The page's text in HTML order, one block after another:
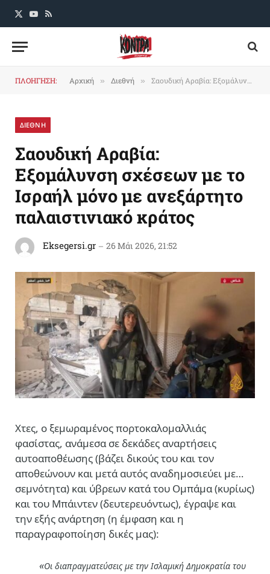
X
YouTube
RSS
ΠΛΟΗΓΗΣΗ: Αρχική » Διεθνή » Σαουδική Αραβία: Εξομάλυνση σχέσεων με το Ισραήλ μόνο με ανεξάρτητο παλαιστινιακό κράτος
ΔΙΕΘΝΗ
Σαουδική Αραβία:
Εξομάλυνση σχέσεων με το
Ισραήλ μόνο με ανεξάρτητο
παλαιστινιακό κράτος
Eksegersi.gr 26 Μάι 2026, 21:52
Χτες, ο ξεμωραμένος πορτοκαλομαλλιάς
φασίστας, ανάμεσα σε δεκάδες αναρτήσεις
αυτοαποθέωσης (βάζει δικούς του και τον
αποθεώνουν και μετά αυτός αναδημοσιεύει με…
σεμνότητα) και ύβρεων κατά του Ομπάμα (κυρίως)
και του Μπάιντεν (δευτερευόντως), έγραψε και
την εξής ανάρτηση (η έμφαση και η
παραγραφοποίηση δικές μας):
«Οι διαπραγματεύσεις με την Ισλαμική Δημοκρατία του